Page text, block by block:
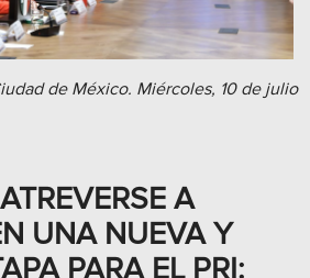
de México. Miércoles, 10 de julio
A
UNA NUEVA Y
PARA EL PRI: